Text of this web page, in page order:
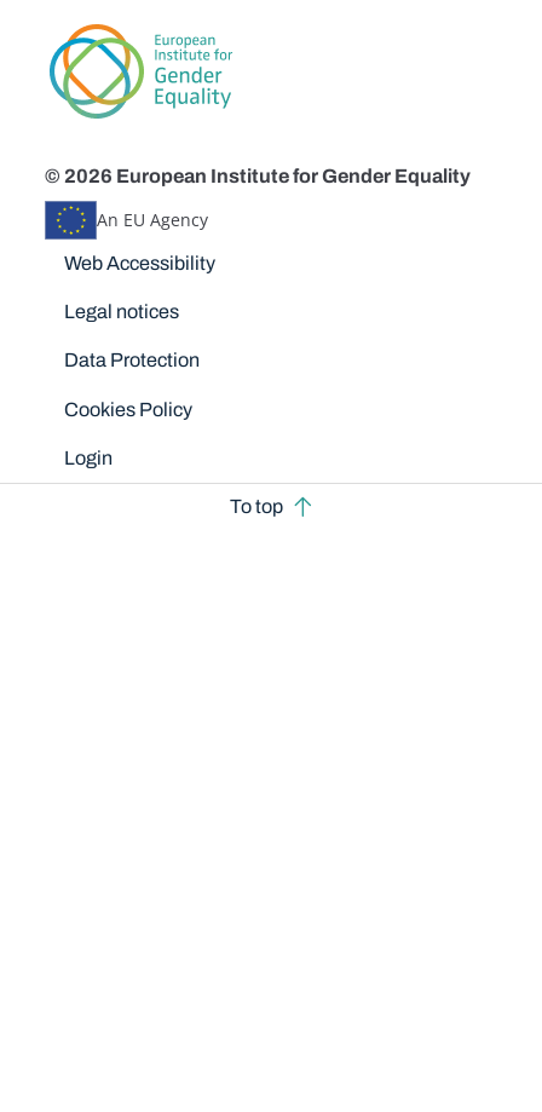
© 2026 European Institute for Gender Equality
An EU Agency
Disclaimers
Web Accessibility
Legal notices
Data Protection
Cookies Policy
Login
To top